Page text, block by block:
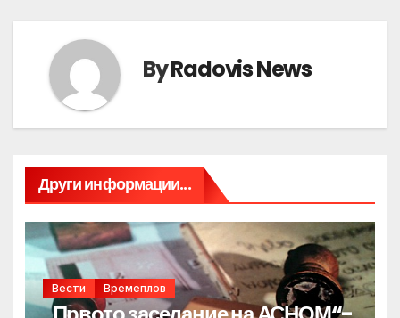
ByRadovis News
Други информации...
Вести Времеплов